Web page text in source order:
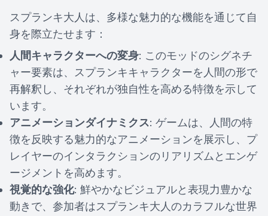
スプランキ大人は、多様な魅力的な機能を通じて自
身を際立たせます：
人間キャラクターへの変身: このモッドのシグネチ
ャー要素は、スプランキキャラクターを人間の形で
再解釈し、それぞれが独自性を高める特徴を示して
います。
アニメーションダイナミクス: ゲームは、人間の特
徴を反映する魅力的なアニメーションを展示し、プ
レイヤーのインタラクションのリアリズムとエンゲ
ージメントを高めます。
視覚的な強化: 鮮やかなビジュアルと表現力豊かな
動きで、参加者はスプランキ大人のカラフルな世界